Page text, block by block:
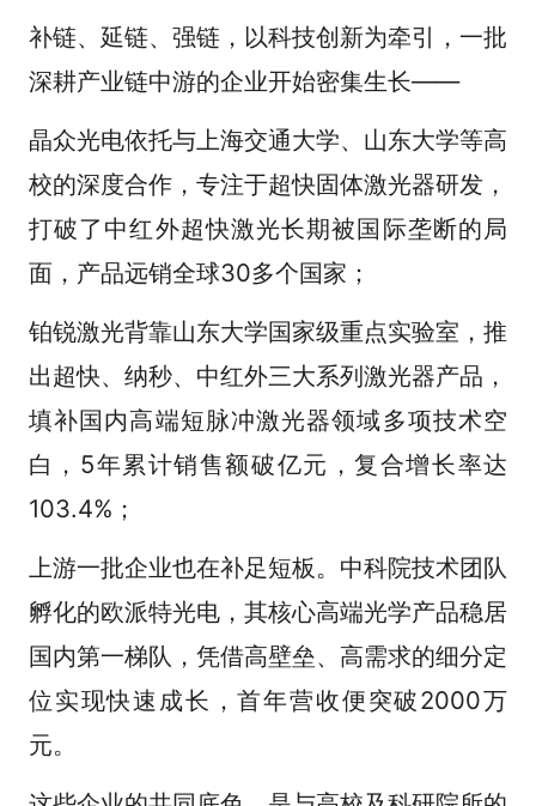
补链、延链、强链，以科技创新为牵引，一批
深耕产业链中游的企业开始密集生长——
晶众光电依托与上海交通大学、山东大学等高
校的深度合作，专注于超快固体激光器研发，
打破了中红外超快激光长期被国际垄断的局
面，产品远销全球30多个国家；
铂锐激光背靠山东大学国家级重点实验室，推
出超快、纳秒、中红外三大系列激光器产品，
填补国内高端短脉冲激光器领域多项技术空
白，5年累计销售额破亿元，复合增长率达
103.4%；
上游一批企业也在补足短板。中科院技术团队
孵化的欧派特光电，其核心高端光学产品稳居
国内第一梯队，凭借高壁垒、高需求的细分定
位实现快速成长，首年营收便突破2000万
元。